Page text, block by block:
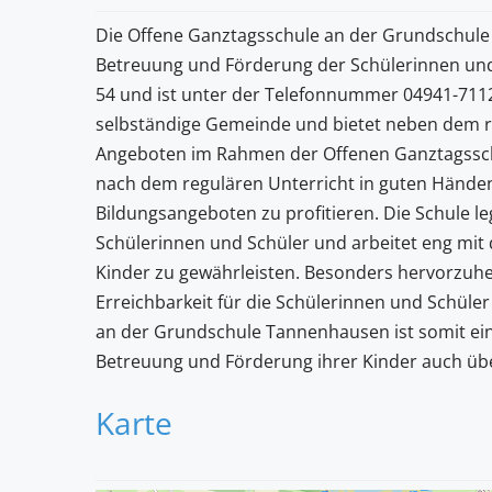
Die Offene Ganztagsschule an der
Betreuung und Förderung der Schülerinnen
54 und ist unter der Telefonnummer 04941-
selbständige Gemeinde und bietet neben
Angeboten im Rahmen der Offenen
nach dem regulären Unterricht in guten
Bildungsangeboten zu profitieren. Die Schule
Schülerinnen und Schüler und arbeitet eng
Kinder zu gewährleisten. Besonders
Erreichbarkeit für die Schülerinnen und
an der Grundschule Tannenhausen ist somit
Betreuung und Förderung ihrer Kinder auch
Karte